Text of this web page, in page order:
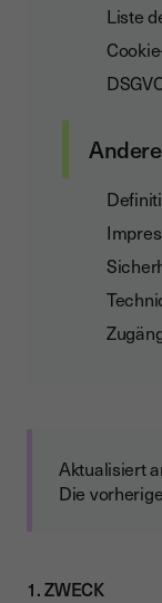
Liste
Aktualisiert
Die
1. ZWECK